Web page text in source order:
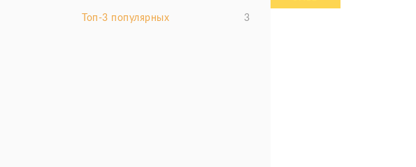
Топ-3 популярных 3